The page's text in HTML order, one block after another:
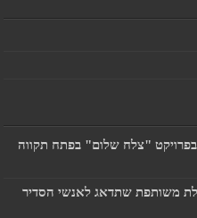
"צלח שלום" בפתח תקווה
משותפת שתדאג לאנשי הסדיר